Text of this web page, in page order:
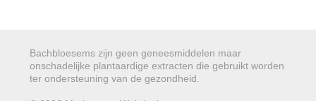
Bachbloesems zijn geen geneesmiddelen maar
onschadelijke plantaardige extracten die gebruikt worden
ter ondersteuning van de gezondheid.